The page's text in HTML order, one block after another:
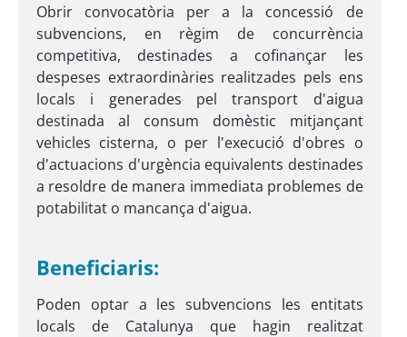
Obrir convocatòria per a la concessió de
subvencions, en règim de concurrència
competitiva, destinades a cofinançar les
despeses extraordinàries realitzades pels ens
locals i generades pel transport d'aigua
destinada al consum domèstic mitjançant
vehicles cisterna, o per l'execució d'obres o
d'actuacions d'urgència equivalents destinades
a resoldre de manera immediata problemes de
potabilitat o mancança d'aigua.
Beneficiaris:
Poden optar a les subvencions les entitats
locals de Catalunya que hagin realitzat